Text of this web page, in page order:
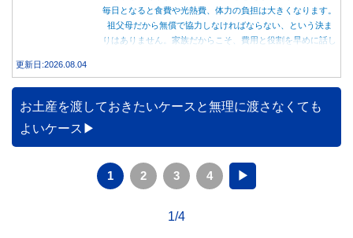
毎日となると食費や光熱費、体力の負担は大きくなります。
祖父母だから無償で協力しなければならない、という決ま
りはありません。家族だからこそ、費用と役割を早めに話し
更新日:2026.08.04
お土産を渡しておきたいケースと無理に渡さなくても
よいケース
1 2 3 4 ▶
1/4